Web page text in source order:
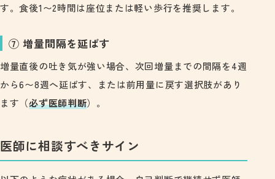
す。食後1〜2時間は座位または軽い歩行を推奨します。
⑦ 増量間隔を延ばす
増量直後の吐き気が強い場合、次回増量までの間隔を4週
から6〜8週へ延ばす、または前用量に戻す選択肢があり
ます（必ず医師判断）。
医師に相談すべきサイン